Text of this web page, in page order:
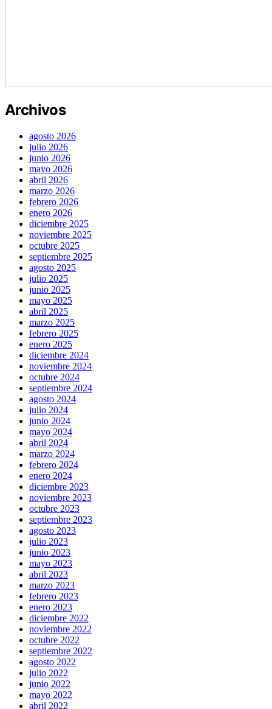
Archivos
agosto 2026
julio 2026
junio 2026
mayo 2026
abril 2026
marzo 2026
febrero 2026
enero 2026
diciembre 2025
noviembre 2025
octubre 2025
septiembre 2025
agosto 2025
julio 2025
junio 2025
mayo 2025
abril 2025
marzo 2025
febrero 2025
enero 2025
diciembre 2024
noviembre 2024
octubre 2024
septiembre 2024
agosto 2024
julio 2024
junio 2024
mayo 2024
abril 2024
marzo 2024
febrero 2024
enero 2024
diciembre 2023
noviembre 2023
octubre 2023
septiembre 2023
agosto 2023
julio 2023
junio 2023
mayo 2023
abril 2023
marzo 2023
febrero 2023
enero 2023
diciembre 2022
noviembre 2022
octubre 2022
septiembre 2022
agosto 2022
julio 2022
junio 2022
mayo 2022
abril 2022